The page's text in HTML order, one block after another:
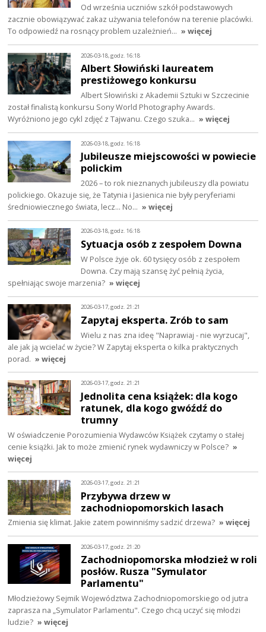
Od września uczniów szkół podstawowych
zacznie obowiązywać zakaz używania telefonów na terenie placówki.
To odpowiedź na rosnący problem uzależnień… » więcej
2026-03-18, godz. 16:18
Albert Słowiński laureatem
prestiżowego konkursu
Albert Słowiński z Akademii Sztuki w Szczecinie
został finalistą konkursu Sony World Photography Awards.
Wyróżniono jego cykl zdjęć z Tajwanu. Czego szuka… » więcej
2026-03-18, godz. 16:18
Jubileusze miejscowości w powiecie
polickim
2026 – to rok nieznanych jubileuszy dla powiatu
polickiego. Okazuje się, że Tatynia i Jasienica nie były peryferiami
średniowiecznego świata, lecz… No… » więcej
2026-03-18, godz. 16:18
Sytuacja osób z zespołem Downa
W Polsce żyje ok. 60 tysięcy osób z zespołem
Downa. Czy mają szansę żyć pełnią życia,
spełniając swoje marzenia? » więcej
2026-03-17, godz. 21:21
Zapytaj eksperta. Zrób to sam
Wielu z nas zna ideę "Naprawiaj - nie wyrzucaj",
ale jak ją wcielać w życie? W Zapytaj eksperta o kilka praktycznych
porad. » więcej
2026-03-17, godz. 21:21
Jednolita cena książek: dla kogo
ratunek, dla kogo gwóźdź do
trumny
W oświadczenie Porozumienia Wydawców Książek czytamy o stałej
cenie książki. Jak to może zmienić rynek wydawniczy w Polsce? »
więcej
2026-03-17, godz. 21:21
Przybywa drzew w
zachodniopomorskich lasach
Zmienia się klimat. Jakie zatem powinniśmy sadzić drzewa? » więcej
2026-03-17, godz. 21:20
Zachodniopomorska młodzież w roli
posłów. Rusza "Symulator
Parlamentu"
Młodzieżowy Sejmik Województwa Zachodniopomorskiego od jutra
zaprasza na „Symulator Parlamentu". Czego chcą uczyć się młodzi
ludzie? » więcej